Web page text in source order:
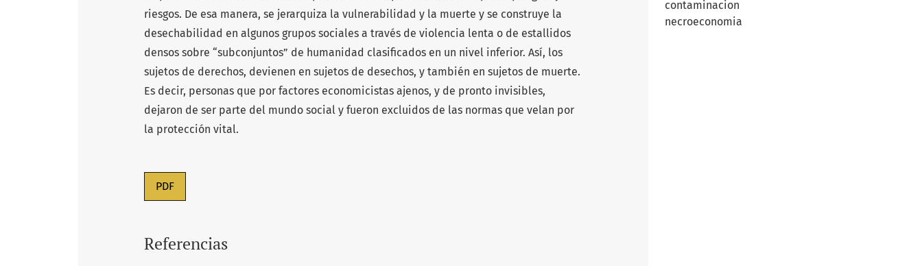
contaminacion
necroeconomia
riesgos. De esa manera, se jerarquiza la vulnerabilidad y la muerte y se construye la
desechabilidad en algunos grupos sociales a través de violencia lenta o de estallidos
densos sobre “subconjuntos” de humanidad clasificados en un nivel inferior. Así, los
sujetos de derechos, devienen en sujetos de desechos, y también en sujetos de muerte.
Es decir, personas que por factores economicistas ajenos, y de pronto invisibles,
dejaron de ser parte del mundo social y fueron excluidos de las normas que velan por
la protección vital.
PDF
Referencias